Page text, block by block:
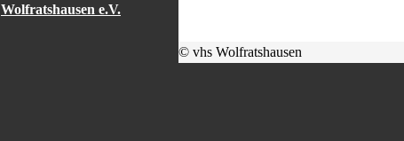
Wolfratshausen e.V.
© vhs Wolfratshausen